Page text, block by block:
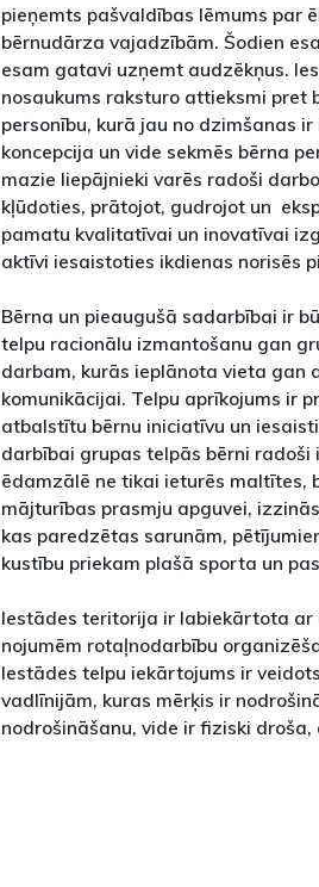
pieņemts pašvaldības lēmums par
bērnudārza vajadzībām. Šodien
esam gatavi uzņemt audzēkņus.
nosaukums raksturo attieksmi
personību, kurā jau no dzimšanas
koncepcija un vide sekmēs bērna
mazie liepājnieki varēs radoši
kļūdoties, prātojot, gudrojot un
pamatu kvalitatīvai un inovatīvai
aktīvi iesaistoties ikdienas norisēs
Bērna un pieaugušā sadarbībai ir
telpu racionālu izmantošanu gan
darbam, kurās ieplānota vieta gan
komunikācijai. Telpu aprīkojums ir
atbalstītu bērnu iniciatīvu un
darbībai grupas telpās bērni
ēdamzālē ne tikai ieturēs maltītes,
mājturības prasmju apguvei,
kas paredzētas sarunām,
kustību priekam plašā sporta un
Iestādes teritorija ir labiekārtota
nojumēm rotaļnodarbību
Iestādes telpu iekārtojums ir
vadlīnijām, kuras mērķis ir
nodrošināšanu, vide ir fiziski